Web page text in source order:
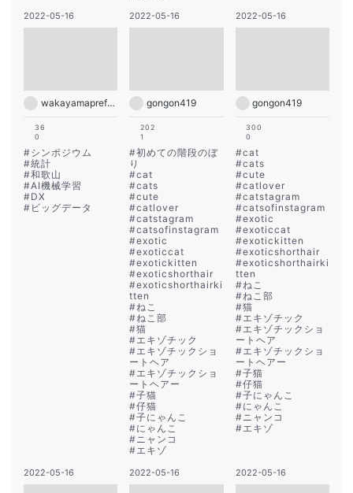
2022-05-16
wakayamapref_pr
36
0
#シンポジウム
#統計
#和歌山
#AI機械学習
#DX
# ビッグデータ
2022-05-16
gongon419
202
1
#初めての階段のぼ
り
#cat
#cats
#cute
#catlover
#catstagram
#catsofinstagram
#exotic
#exoticcat
#exotickitten
#exoticshorthair
#exoticshorthairki
tten
#ねこ
#ねこ部
#猫
#エキゾチック
#エキゾチックショ
ートヘア
#エキゾチックショ
ートヘアー
#子猫
#仔猫
#子にゃんこ
#にゃんこ
#ニャンコ
#エキゾ
2022-05-16
gongon419
300
0
#cat
#cats
#cute
#catlover
#catstagram
#catsofinstagram
#exotic
#exoticcat
#exotickitten
#exoticshorthair
#exoticshorthairki
tten
#ねこ
#ねこ部
#猫
#エキゾチック
#エキゾチックショ
ートヘア
#エキゾチックショ
ートヘアー
#子猫
#仔猫
#子にゃんこ
#にゃんこ
#ニャンコ
#エキゾ
2022-05-16 2022-05-16 2022-05-16